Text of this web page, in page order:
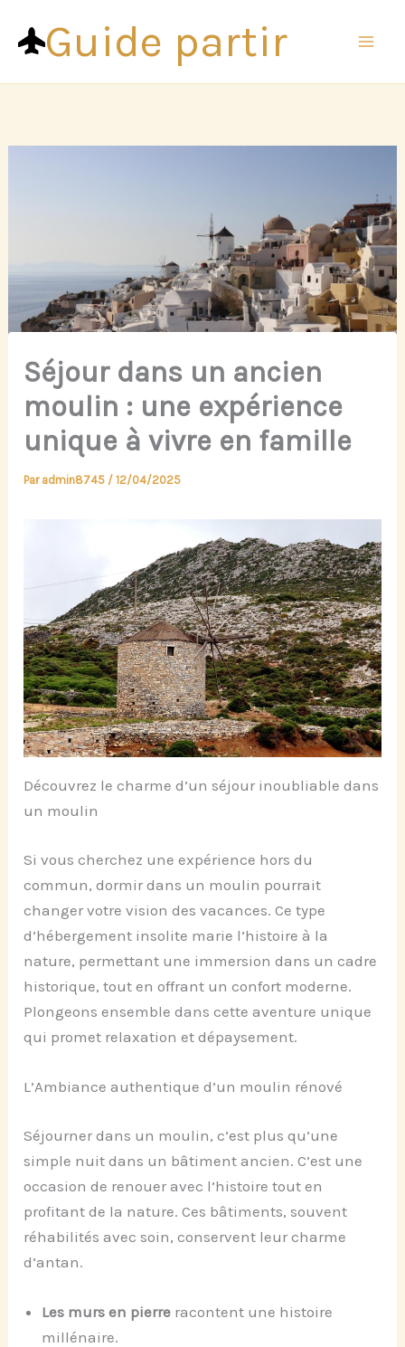
contenuGuide partir
Séjour dans un ancien
moulin : une expérience
unique à vivre en famille
Par admin8745 /12/04/2025
Découvrez le charme d’un séjour inoubliable dans
un moulin
Si vous cherchez une expérience hors du
commun, dormir dans un moulin pourrait
changer votre vision des vacances. Ce type
d’hébergement insolite marie l’histoire à la
nature, permettant une immersion dans un cadre
historique, tout en offrant un confort moderne.
Plongeons ensemble dans cette aventure unique
qui promet relaxation et dépaysement.
L’Ambiance authentique d’un moulin rénové
Séjourner dans un moulin, c’est plus qu’une
simple nuit dans un bâtiment ancien. C’est une
occasion de renouer avec l’histoire tout en
profitant de la nature. Ces bâtiments, souvent
réhabilités avec soin, conservent leur charme
d’antan.
Les murs en pierre racontent une histoire
millénaire.